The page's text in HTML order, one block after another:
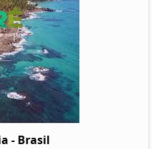
- Brasil